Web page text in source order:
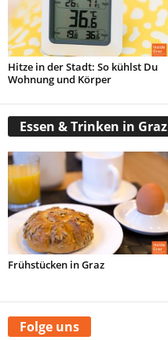
Hitze in der Stadt: So kühlst Du
Wohnung und Körper
Essen & Trinken in Graz
Frühstücken in Graz
Folge uns